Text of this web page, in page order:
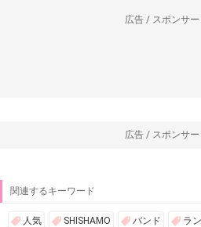
広告 / スポンサー
広告 / スポンサー
関連するキーワード
人気 SHISHAMO バンド ラ